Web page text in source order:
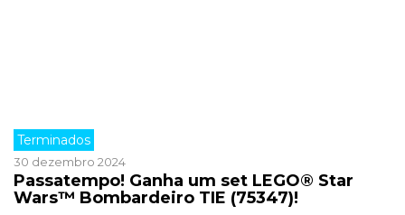
Terminados
30 dezembro 2024
Passatempo! Ganha um set LEGO® Star
Wars™ Bombardeiro TIE (75347)!